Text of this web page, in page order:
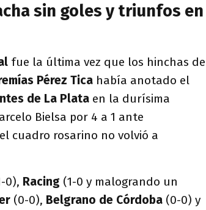
sin goles y triunfos en
fue la última vez que los hinchas de
Pérez Tica había anotado el
de La Plata en la durísima
Bielsa por 4 a 1 ante
cuadro rosarino no volvió a
0), Racing (1-0 y malogrando un
(0-0), Belgrano de Córdoba (0-0) y